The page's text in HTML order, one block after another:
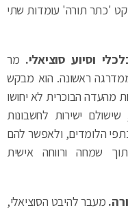
'כתר תורה' עומדות שתי
וסיוע סוציאלי. מר
ראשונה. הוא מבקש
מהעדה הבוכרית לא יחושו
ישירות לחשבונות
הלומדים, ולאפשר להם
שמחה ורווחה אישית
מעבר להיבט הסוציאלי,